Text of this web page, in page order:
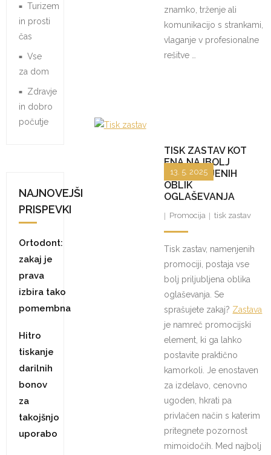
znamko, trženje ali
komunikacijo s strankami,
vlaganje v profesionalne
rešitve …
TISK ZASTAV KOT
ENA NAJBOLJ
PRILJUBLJENIH
OBLIK
OGLAŠEVANJA
13. 5. 2025
Promocija tisk zastav
Tisk zastav, namenjenih
promociji, postaja vse
bolj priljubljena oblika
oglaševanja. Se
sprašujete zakaj? Zastava
je namreč promocijski
element, ki ga lahko
postavite praktično
kamorkoli. Je enostaven
za izdelavo, cenovno
ugoden, hkrati pa
privlačen način s katerim
pritegnete pozornost
mimoidočih. Med najbolj
Turizem
in prosti
čas
Vse
za dom
Zdravje
in dobro
počutje
NAJNOVEJŠI
PRISPEVKI
Ortodont:
zakaj je
prava
izbira tako
pomembna
Hitro
tiskanje
darilnih
bonov
za
takojšnjo
uporabo